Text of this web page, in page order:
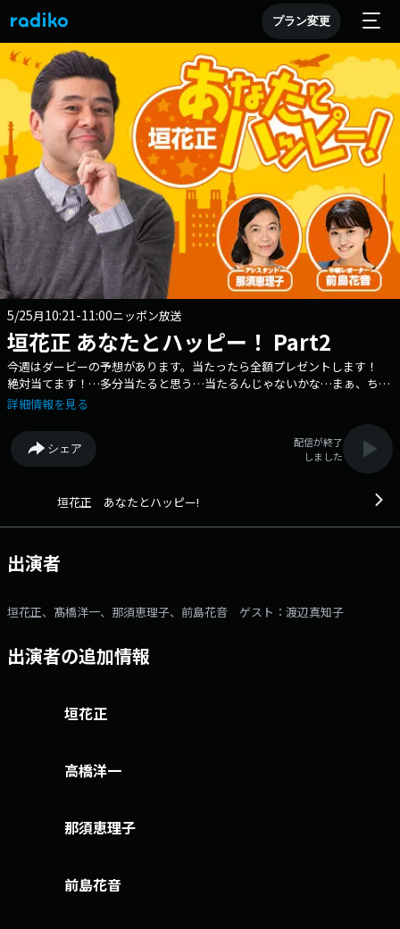
プラン変更
5/25月10:21-11:00ニッポン放送
垣花正 あなたとハッピー！ Part2
今週はダービーの予想があります。当たったら全額プレゼントします！
絶対当てます！…多分当たると思う…当たるんじゃないかな…まぁ、ちょ
っと覚悟はしておいて下さい。 ▼8時台 【きょうの聞き耳】 その日
スライン】 朝の話題をサクッとご紹介 ▼9:00 【9時の聞きドコ】 検
討中の補正予算について、数量政策学者の髙橋洋一さんが解説します。
▼9:40頃 【ゲストとハッピー】 渡辺真知子さん生登場 ▼10:30頃 【前
にお邪魔します。 ▼10:38 【私の好きな歌】 あなたの思い出のエピソ
テーター：髙橋洋一 〇アシスタント ：那須恵理子 〇レポータ
ー ：前島花音 〇ゲスト ：渡辺真知子 ●メールアドレ
●X（旧twitter）ハッシュタグ：#垣花正ハッピー番組ホームページはこち
ら
詳細情報を見る
シェア
配信が終了
しました
垣花正 あなたとハッピー!
出演者
垣花正、髙橋洋一、那須恵理子、前島花音 ゲスト：渡辺真知子
出演者の追加情報
垣花正
高橋洋一
那須恵理子
前島花音